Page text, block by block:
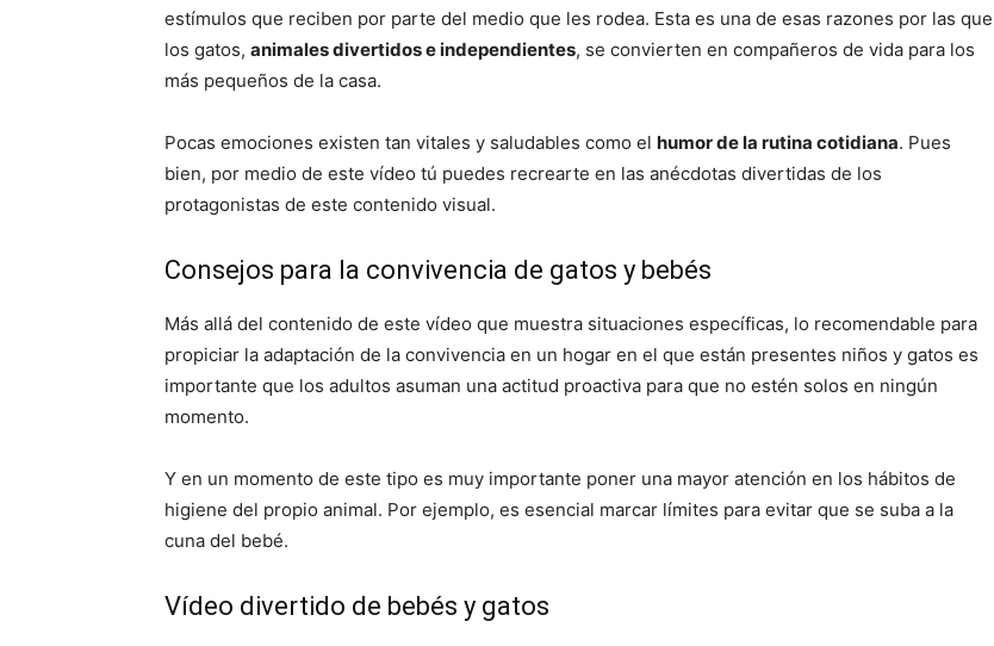
estímulos que reciben por parte del medio que les rodea. Esta es una de esas razones por las que
los gatos, animales divertidos e independientes, se convierten en compañeros de vida para los
más pequeños de la casa.
Pocas emociones existen tan vitales y saludables como el humor de la rutina cotidiana. Pues
bien, por medio de este vídeo tú puedes recrearte en las anécdotas divertidas de los
protagonistas de este contenido visual.
Consejos para la convivencia de gatos y bebés
Más allá del contenido de este vídeo que muestra situaciones específicas, lo recomendable para
propiciar la adaptación de la convivencia en un hogar en el que están presentes niños y gatos es
importante que los adultos asuman una actitud proactiva para que no estén solos en ningún
momento.
Y en un momento de este tipo es muy importante poner una mayor atención en los hábitos de
higiene del propio animal. Por ejemplo, es esencial marcar límites para evitar que se suba a la
cuna del bebé.
Vídeo divertido de bebés y gatos